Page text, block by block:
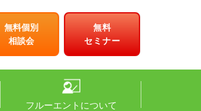
無料個別
相談会
無料
セミナー
フルーエントについて